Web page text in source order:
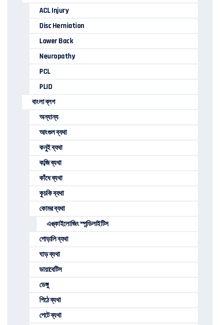
ACL Injury
Disc Herniation
Lower Back
Neuropathy
PCL
PLID
বাংলা ব্লগ
অন্যান্য
আংগুল ব্যথা
কনুই ব্যথা
কব্জি ব্যথা
কাঁধে ব্যথা
কুচকি ব্যথা
কোমর ব্যথা
এঙ্কাইলোজিং স্পন্ডিলাইটিস
গোড়ালি ব্যথা
ঘাড় ব্যথা
ডায়াবেটিস
ডেঙ্গু
পিঠে ব্যথা
পেটে ব্যথা